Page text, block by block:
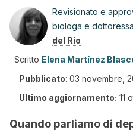
Revisionato e
biologa e dottoressa
del Río
Scritto Elena Martínez
Pubblicato: 03 novembre,
Ultimo aggiornamento: 11
Quando parliamo di